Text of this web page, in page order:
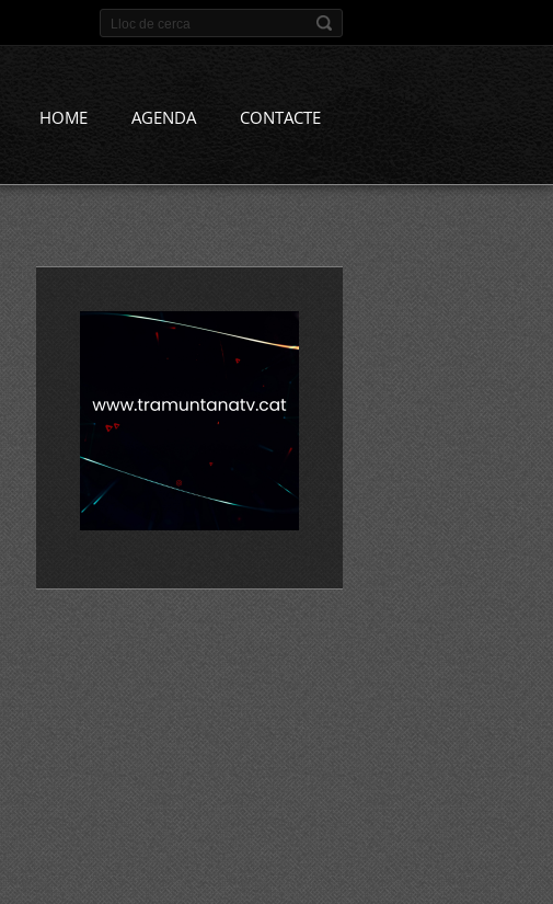
HOME AGENDA CONTACTE